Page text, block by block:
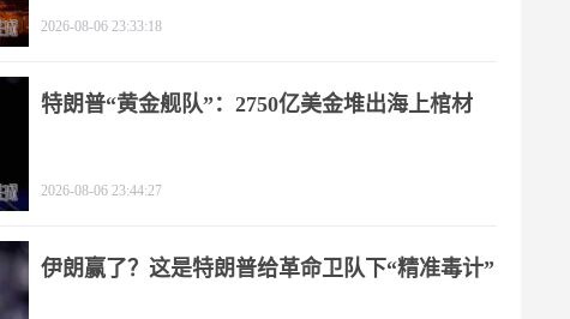
2026-08-06 23:33:18
特朗普“黄金舰队”：2750亿美金堆出海上棺材
2026-08-06 23:44:27
伊朗赢了？这是特朗普给革命卫队下“精准毒计”